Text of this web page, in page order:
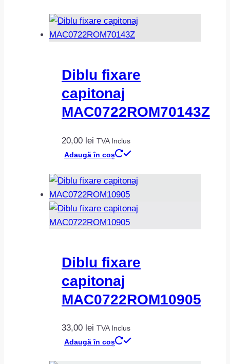
Diblu fixare
capitonaj
MAC0722ROM70143Z
20,00 lei TVA Inclus
Adaugă în coș
Diblu fixare
capitonaj
MAC0722ROM10905
33,00 lei TVA Inclus
Adaugă în coș